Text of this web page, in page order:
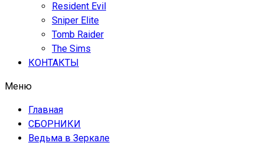
Resident Evil
Sniper Elite
Tomb Raider
The Sims
КОНТАКТЫ
Меню
Главная
СБОРНИКИ
Ведьма в Зеркале